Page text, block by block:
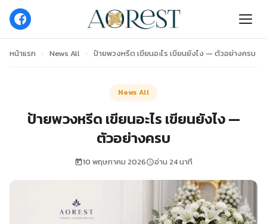
หน้าแรก › News All › ป้ายพวงหรีด เขียนอะไร เขียนยังไง — ตัวอย่างครบ
News All
ป้ายพวงหรีด เขียนอะไร เขียนยังไง —
ตัวอย่างครบ
10 พฤษภาคม 2026 อ่าน 24 นาที